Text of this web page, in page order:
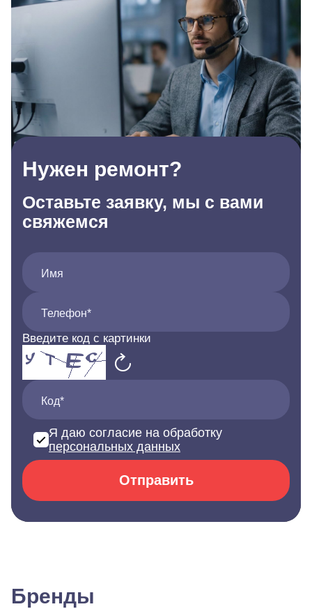
Нужен ремонт?
Оставьте заявку, мы с вами
свяжемся
Имя
Телефон*
Введите код с картинки
Код*
Я даю согласие на обработку
персональных данных
Отправить
Бренды